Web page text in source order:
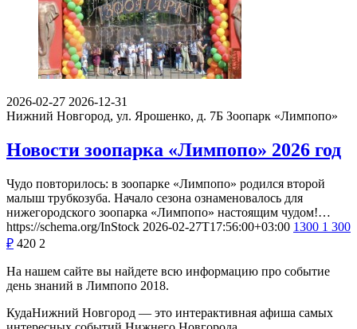
2026-02-27 2026-12-31
Нижний Новгород, ул. Ярошенко, д. 7Б Зоопарк «Лимпопо»
Новости зоопарка «Лимпопо» 2026 год
Чудо повторилось: в зоопарке «Лимпопо» родился второй
малыш трубкозуба. Начало сезона ознаменовалось для
нижегородского зоопарка «Лимпопо» настоящим чудом!…
https://schema.org/InStock 2026-02-27T17:56:00+03:00 1300 1 300
₽ 420 2
На нашем сайте вы найдете всю информацию про событие
день знаний в Лимпопо 2018.
КудаНижний Новгород — это интерактивная афиша самых